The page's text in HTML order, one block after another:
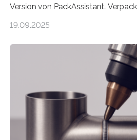
Version von PackAssistant.
Automobil, Maschinenbau und in
Teile als eine Einheit verpacken.
der Benutzer vorgeben und erhält
über die Positionierung der
Automatisierungsschnittstelle
besser in spezifische
einzubinden. Sankt Augustin – Zur
vom 23. bis 25. September in
19.09.2025